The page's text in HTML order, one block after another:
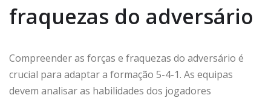
fraquezas do adversário
Compreender as forças e fraquezas do adversário é
crucial para adaptar a formação 5-4-1. As equipas
devem analisar as habilidades dos jogadores